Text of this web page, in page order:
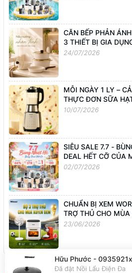
CĂN BẾP PHẢN
3 THIẾT BỊ GIA
GÓC NHỎ BÌNH YÊN
24/07/2026
MỖI NGÀY 1 LY –
THỰC ĐƠN SỮA
10/07/2026
SIÊU SALE 7.7 -
DEAL HẾT CỠ CỦA
02/07/2026
CHUẨN BỊ XEM
TRỢ THỦ CHO MÙA
23/06/2026
Hữu Phước -
Đã đặt Nồi Lẩu Điện Đa